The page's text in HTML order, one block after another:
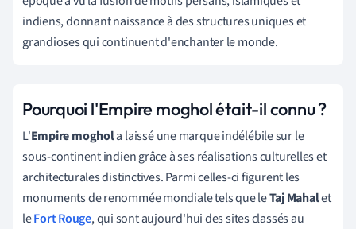
indiens, donnant naissance à des structures uniques et
grandioses qui continuent d'enchanter le monde.
Pourquoi l'Empire moghol était-il connu ?
L'Empire moghola laissé une marque indélébile sur le
sous-continent indien grâce à ses réalisations culturelles et
architecturales distinctives. Parmi celles-ci figurent les
monuments de renommée mondiale tels que leTaj Mahalet
leFort Rouge, qui sont aujourd'hui des sites classés au